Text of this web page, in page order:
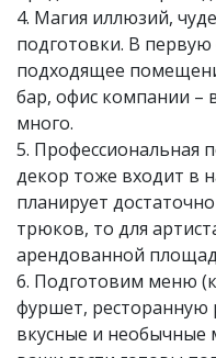
4. Магия иллюзий,
подготовки. В
подходящее
бар, офис компании –
много.
5. Профессиональная
декор тоже входит в
планирует
трюков, то для
арендованной
6. Подготовим меню
фуршет, ресторанную
вкусные и необычные